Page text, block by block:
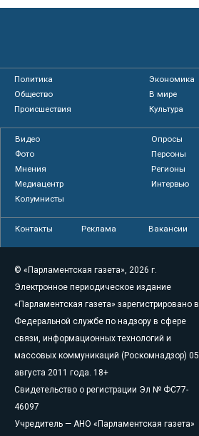
Политика
Экономика
Общество
В мире
Происшествия
Культура
Видео
Опросы
Фото
Персоны
Мнения
Регионы
Медиацентр
Интервью
Колумнисты
Контакты Реклама Вакансии
© «Парламентская газета», 2026 г.
Электронное периодическое издание
«Парламентская газета» зарегистрировано в
Федеральной службе по надзору в сфере
связи, информационных технологий и
массовых коммуникаций (Роскомнадзор) 05
августа 2011 года. 18+
Свидетельство о регистрации Эл № ФС77-
46097
Учредитель — АНО «Парламентская газета»